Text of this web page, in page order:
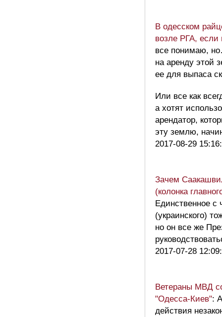
В одесском
возле РГА, если
все понимаю,
на аренду этой
ее для выпаса
Или все как
а хотят
арендатор,
эту землю,
2017-08-29
Зачем
(колонка
Единственное с
(украинского)
но он все же
2017-07-28
Ветераны МВД
"Одесса-Киев":
действия